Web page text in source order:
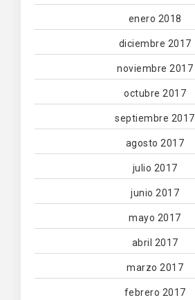
enero 2018
diciembre 2017
noviembre 2017
octubre 2017
septiembre 2017
agosto 2017
julio 2017
junio 2017
mayo 2017
abril 2017
marzo 2017
febrero 2017